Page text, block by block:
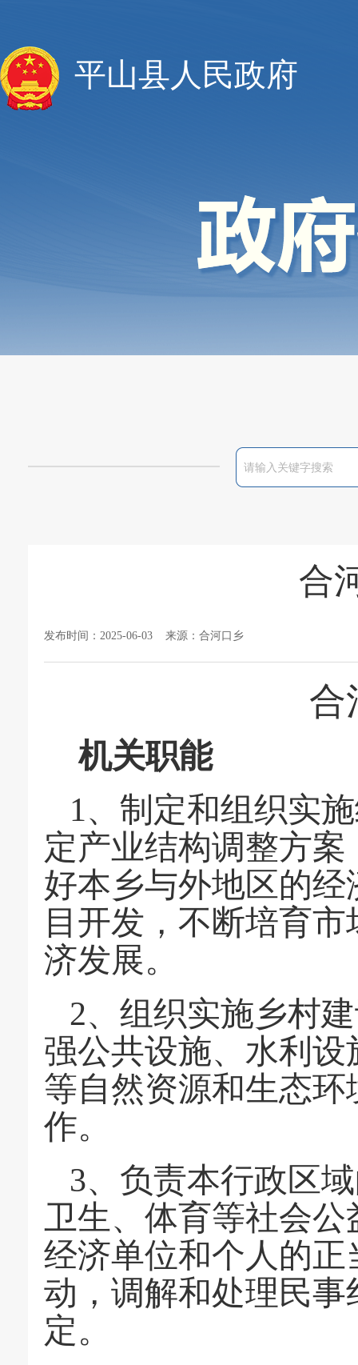
平山县人民政府
合
发布时间：2025-06-03 来源：合河口乡
合
机关职能
1、制定和组织实
定产业结构调整方
好本乡与外地区的
目开发，不断培育
济发展。
2、组织实施乡村
强公共设施、水利
等自然资源和生态
作。
3、负责本行政区
卫生、体育等社会
经济单位和个人的
动，调解和处理民
定。